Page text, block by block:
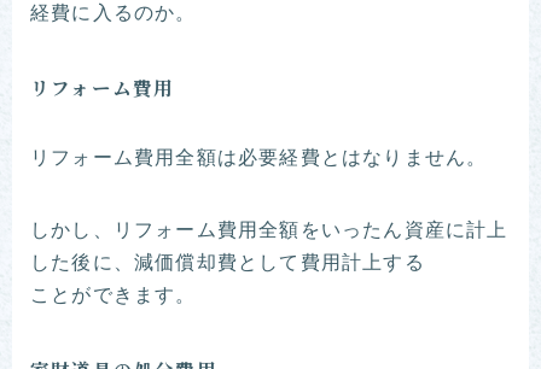
経費に入るのか。
リフォーム費用
リフォーム費用全額は必要経費とはなりません。
しかし、リフォーム費用全額をいったん資産に計上
した後に、減価償却費として費用計上する
ことができます。